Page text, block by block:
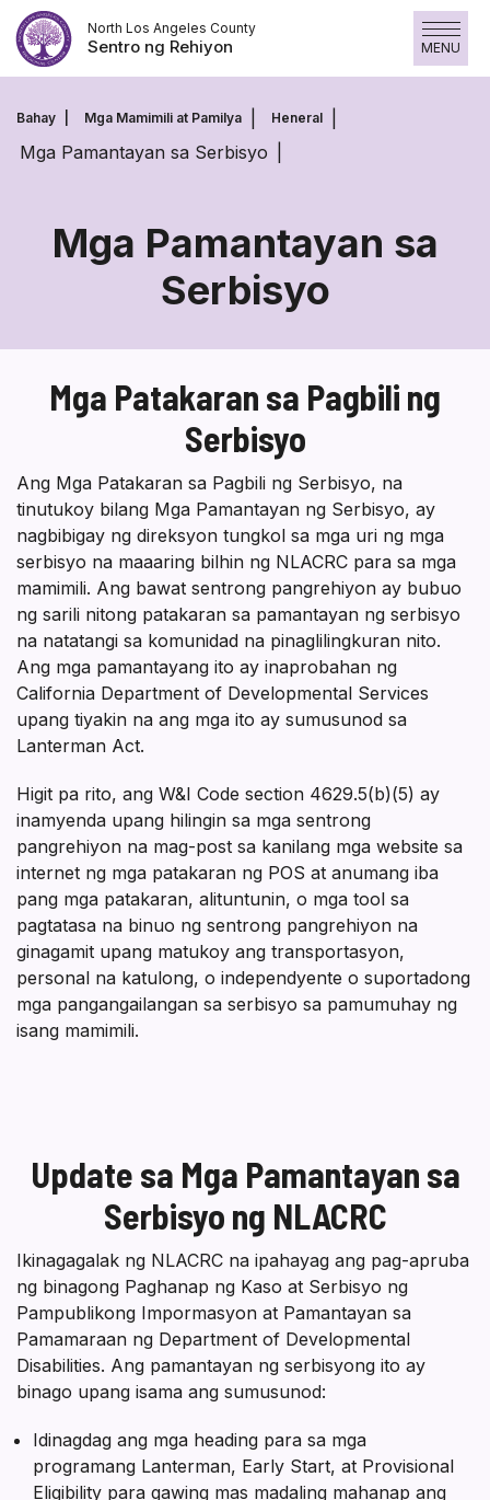
Laktawan
ang
nilalaman
North Los Angeles County
Sentro ng Rehiyon MENU
Bahay Mga Mamimili at Pamilya Heneral
Mga Pamantayan sa Serbisyo
Mga Pamantayan sa
Serbisyo
Mga
Serbisyo
Mga Patakaran sa Pagbili ng
Serbisyo
Ang Mga Patakaran sa Pagbili ng Serbisyo, na
tinutukoy bilang Mga Pamantayan ng Serbisyo, ay
nagbibigay ng direksyon tungkol sa mga uri ng mga
serbisyo na maaaring bilhin ng NLACRC para sa mga
mamimili. Ang bawat sentrong pangrehiyon ay bubuo
ng sarili nitong patakaran sa pamantayan ng serbisyo
na natatangi sa komunidad na pinaglilingkuran nito.
Ang mga pamantayang ito ay inaprobahan ng
California Department of Developmental Services
upang tiyakin na ang mga ito ay sumusunod sa
Lanterman Act.
Higit pa rito, ang W&I Code section 4629.5(b)(5) ay
inamyenda upang hilingin sa mga sentrong
pangrehiyon na mag-post sa kanilang mga website sa
internet ng mga patakaran ng POS at anumang iba
pang mga patakaran, alituntunin, o mga tool sa
pagtatasa na binuo ng sentrong pangrehiyon na
ginagamit upang matukoy ang transportasyon,
personal na katulong, o independyente o suportadong
mga pangangailangan sa serbisyo sa pamumuhay ng
isang mamimili.
Update sa Mga Pamantayan sa
Serbisyo ng NLACRC
Ikinagagalak ng NLACRC na ipahayag ang pag-apruba
ng binagong Paghanap ng Kaso at Serbisyo ng
Pampublikong Impormasyon at Pamantayan sa
Pamamaraan ng Department of Developmental
Disabilities. Ang pamantayan ng serbisyong ito ay
binago upang isama ang sumusunod:
Idinagdag ang mga heading para sa mga
programang Lanterman, Early Start, at Provisional
Eligibility para gawing mas madaling mahanap ang